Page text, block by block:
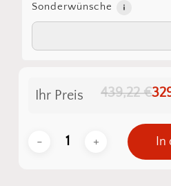
Sonderwünsche
Ihr Preis 439,22 €